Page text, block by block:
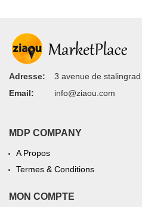
Adresse:
3 avenue de
Email:
info@ziaou.com
MDP COMPANY
A Propos
Termes & Conditions
MON COMPTE